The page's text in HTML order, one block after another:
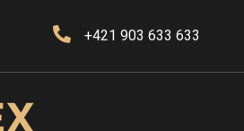
+421 903 633 633